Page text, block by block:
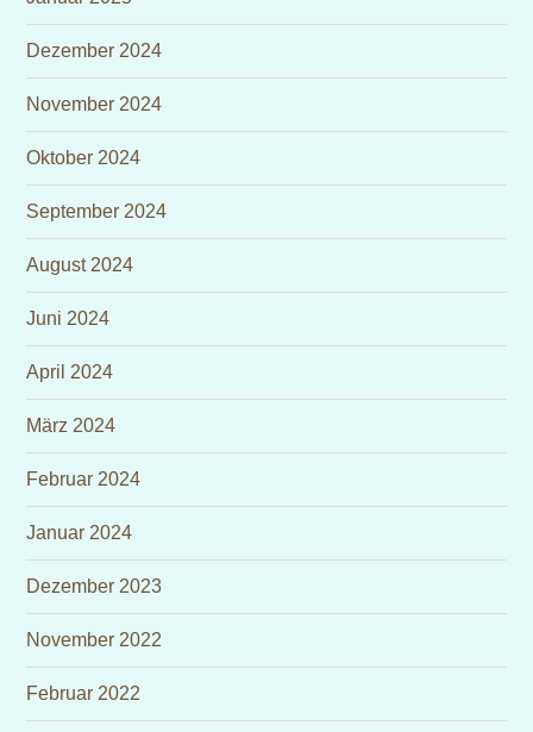
Dezember 2024
November 2024
Oktober 2024
September 2024
August 2024
Juni 2024
April 2024
März 2024
Februar 2024
Januar 2024
Dezember 2023
November 2022
Februar 2022